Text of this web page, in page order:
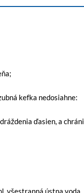
kefka nedosiahne:
ďasien, a chráni
všestranná ústna voda